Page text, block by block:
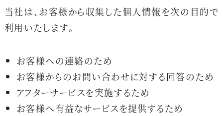
当社は、お客様から収集した個人情報を次の目的で
利用いたします。
お客様への連絡のため
お客様からのお問い合わせに対する回答のため
アフターサービスを実施するため
お客様へ有益なサービスを提供するため